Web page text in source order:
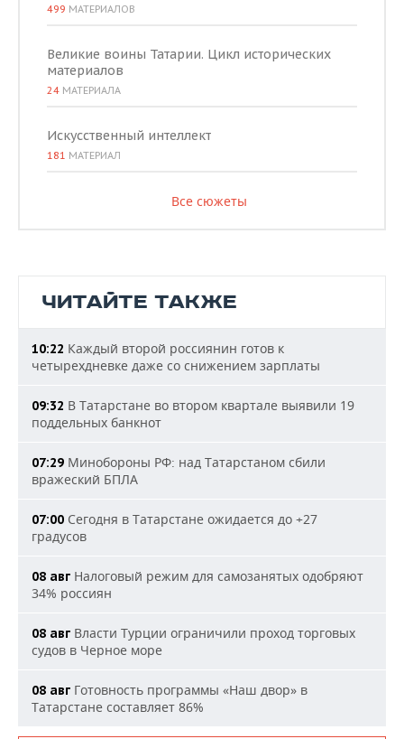
499 МАТЕРИАЛОВ
Великие воины Татарии. Цикл исторических
материалов
24 МАТЕРИАЛА
Искусственный интеллект
181 МАТЕРИАЛ
Все сюжеты
ЧИТАЙТЕ ТАКЖЕ
10:22 Каждый второй россиянин готов к
четырехдневке даже со снижением зарплаты
09:32 В Татарстане во втором квартале выявили 19
поддельных банкнот
07:29 Минобороны РФ: над Татарстаном сбили
вражеский БПЛА
07:00 Сегодня в Татарстане ожидается до +27
градусов
08 авг Налоговый режим для самозанятых одобряют
34% россиян
08 авг Власти Турции ограничили проход торговых
судов в Черное море
08 авг Готовность программы «Наш двор» в
Татарстане составляет 86%